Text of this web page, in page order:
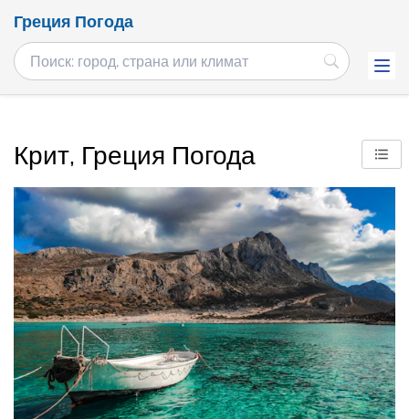
Греция Погода
Крит, Греция Погода